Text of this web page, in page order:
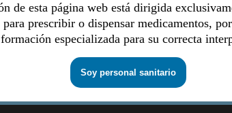
de esta página web está dirigida
prescribir o dispensar medicamentos,
especializada para su correcta
Soy personal sanitario